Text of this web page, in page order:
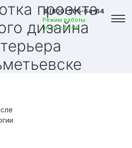
8 (800) 505-64-64
Режим работы:
пн-пт с 10-19
дизайна